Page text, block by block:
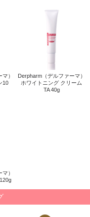
1...
ホワイトニング クリーム ...
）